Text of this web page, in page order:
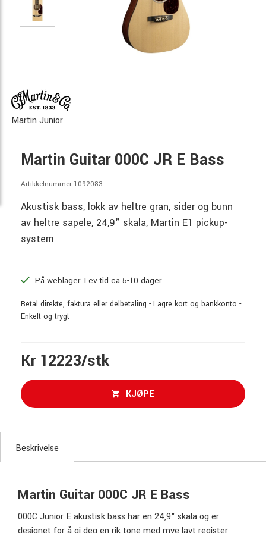
Martin Junior
Martin Guitar 000C JR E Bass
Artikkelnummer 1092083
Akustisk bass, lokk av heltre gran, sider og bunn
av heltre sapele, 24,9" skala, Martin E1 pickup-
system
På weblager. Lev.tid ca 5-10 dager
Betal direkte, faktura eller delbetaling - Lagre kort og bankkonto -
Enkelt og trygt
Kr 12223/stk
KJØPE
Beskrivelse
Martin Guitar 000C JR E Bass
000C Junior E akustisk bass har en 24,9" skala og er